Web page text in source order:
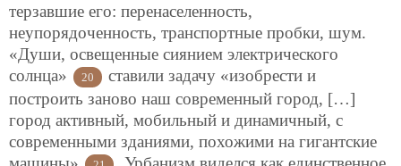
терзавшие его: перенаселенность,
неупорядоченность, транспортные пробки, шум.
«Души, освещенные сиянием электрического
солнца»
20
ставили задачу «изобрести и
построить заново наш современный город, […]
город активный, мобильный и динамичный, с
современными зданиями, похожими на гигантские